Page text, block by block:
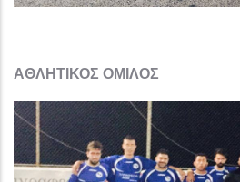
ΑΘΛΗΤΙΚΟΣ ΟΜΙΛΟΣ